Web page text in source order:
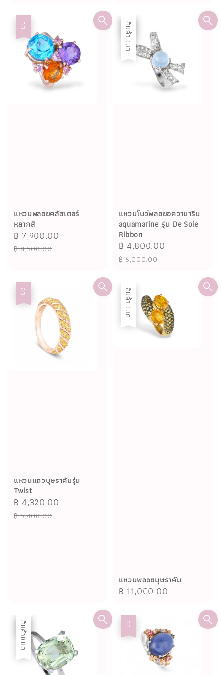
ลด
แหวนพลอยคลัสเตอร์
หลากสี
Sale
price
฿ 7,900.00
฿ 8,500.00
ลด
สินค้าหมด
แหวนโบว์พลอยอความารีน
aquamarine รุ่น De Soie
Ribbon
Sale
price
฿ 4,800.00
฿ 6,000.00
ลด
แหวนแถวบุษราคัมรุ่น
Twist
Sale
price
฿ 4,320.00
฿ 5,400.00
สินค้าหมด
แหวนพลอยบุษราคัม
Regular
฿ 11,000.00
ลด
สินค้าหมด ลด